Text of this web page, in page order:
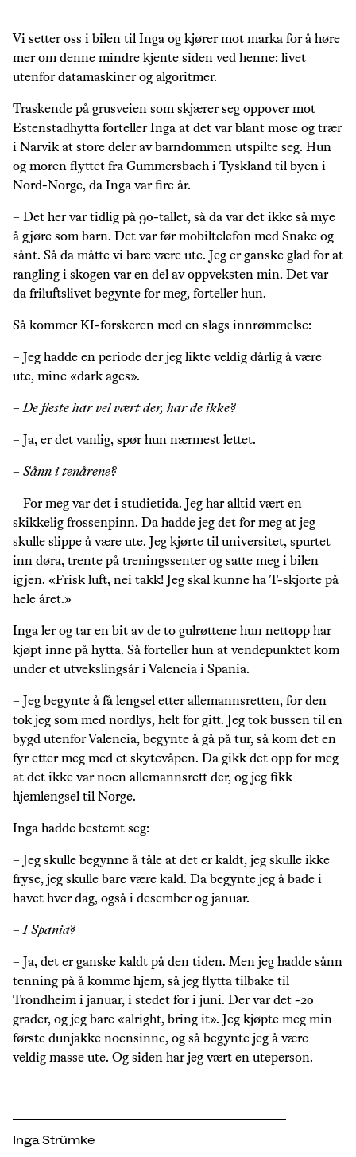
Vi setter oss i bilen til Inga og kjører mot marka for å høre
mer om denne mindre kjente siden ved henne: livet
utenfor datamaskiner og algoritmer.
Traskende på grusveien som skjærer seg oppover mot
Estenstadhytta forteller Inga at det var blant mose og trær
i Narvik at store deler av barndommen utspilte seg. Hun
og moren flyttet fra Gummersbach i Tyskland til byen i
Nord-Norge, da Inga var fire år.
– Det her var tidlig på 90-tallet, så da var det ikke så mye
å gjøre som barn. Det var før mobiltelefon med Snake og
sånt. Så da måtte vi bare være ute. Jeg er ganske glad for at
rangling i skogen var en del av oppveksten min. Det var
da friluftslivet begynte for meg, forteller hun.
Så kommer KI-forskeren med en slags innrømmelse:
– Jeg hadde en periode der jeg likte veldig dårlig å være
ute, mine «dark ages».
–De fleste har vel vært der, har de ikke?
– Ja, er det vanlig, spør hun nærmest lettet.
– Sånn i tenårene?
– For meg var det i studietida. Jeg har alltid vært en
skikkelig frossenpinn. Da hadde jeg det for meg at jeg
skulle slippe å være ute. Jeg kjørte til universitet, spurtet
inn døra, trente på treningssenter og satte meg i bilen
igjen. «Frisk luft, nei takk! Jeg skal kunne ha T-skjorte på
hele året.»
Inga ler og tar en bit av de to gulrøttene hun nettopp har
kjøpt inne på hytta. Så forteller hun at vendepunktet kom
under et utvekslingsår i Valencia i Spania.
– Jeg begynte å få lengsel etter allemannsretten, for den
tok jeg som med nordlys, helt for gitt. Jeg tok bussen til en
bygd utenfor Valencia, begynte å gå på tur, så kom det en
fyr etter meg med et skytevåpen. Da gikk det opp for meg
at det ikke var noen allemannsrett der, og jeg fikk
hjemlengsel til Norge.
Inga hadde bestemt seg:
– Jeg skulle begynne å tåle at det er kaldt, jeg skulle ikke
fryse, jeg skulle bare være kald. Da begynte jeg å bade i
havet hver dag, også i desember og januar.
–I Spania?
– Ja, det er ganske kaldt på den tiden. Men jeg hadde sånn
tenning på å komme hjem, så jeg flytta tilbake til
Trondheim i januar, i stedet for i juni. Der var det -20
grader, og jeg bare «alright, bring it». Jeg kjøpte meg min
første dunjakke noensinne, og så begynte jeg å være
veldig masse ute. Og siden har jeg vært en uteperson.
Inga Strümke